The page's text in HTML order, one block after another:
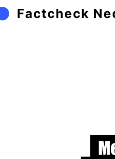
inhoud gaan
Factcheck